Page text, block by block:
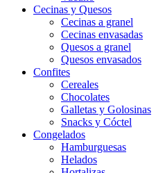
Cecinas y Quesos
Cecinas a granel
Cecinas envasadas
Quesos a granel
Quesos envasados
Confites
Cereales
Chocolates
Galletas y Golosinas
Snacks y Cóctel
Congelados
Hamburguesas
Helados